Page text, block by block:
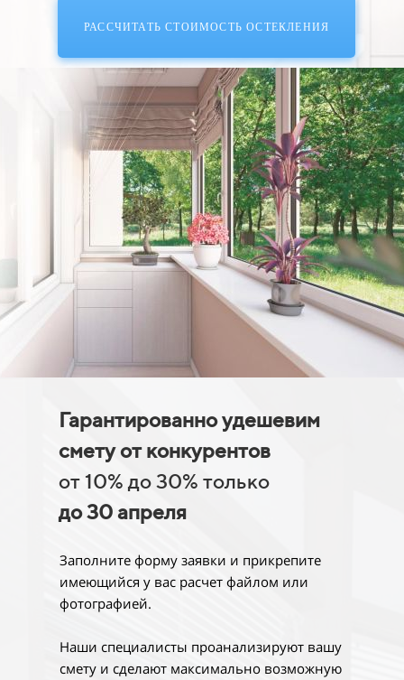
РАССЧИТАТЬ СТОИМОСТЬ ОСТЕКЛЕНИЯ
Гарантированно удешевим
смету от конкурентов
от 10% до 30% только
до 30 апреля
Заполните форму заявки и прикрепите
имеющийся у вас расчет файлом или
фотографией.
Наши специалисты проанализируют вашу
смету и сделают максимально возможную